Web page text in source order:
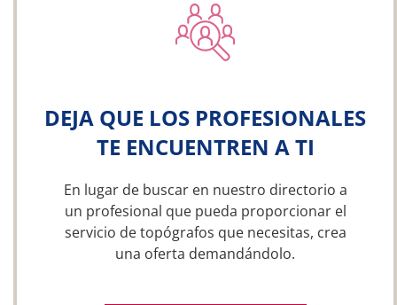
DEJA QUE LOS PROFESIONALES
TE ENCUENTREN A TI
En lugar de buscar en nuestro directorio a
un profesional que pueda proporcionar el
servicio de topógrafos que necesitas, crea
una oferta demandándolo.